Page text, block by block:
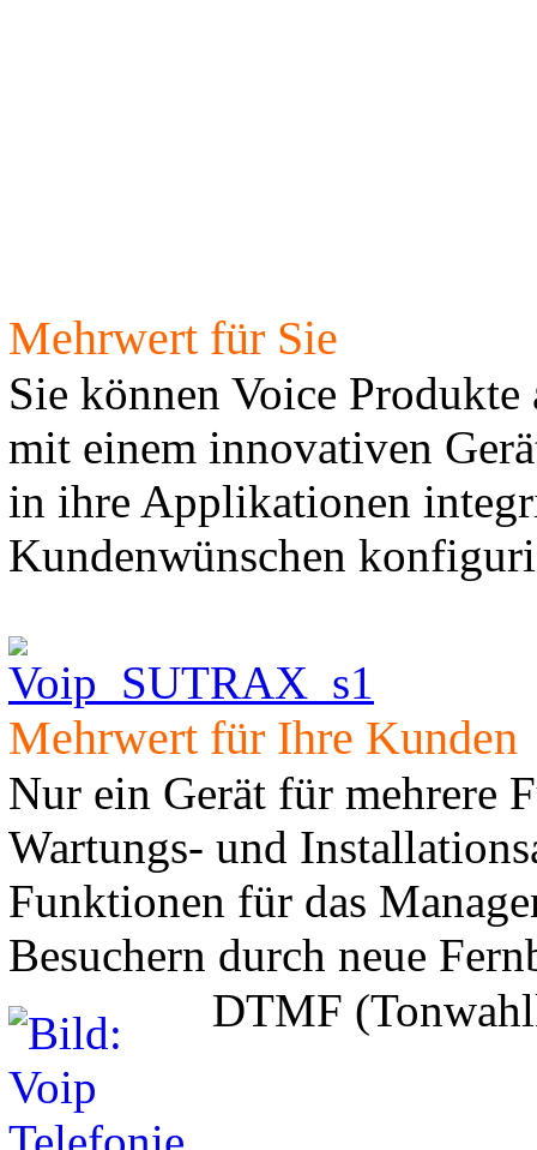
Mehrwert für Sie
Sie können Voice
mit einem innovativen
in ihre Applikationen
Kundenwünschen
Mehrwert für Ihre Kunden
Nur ein Gerät für mehrere
Wartungs- und
Funktionen für das
Besuchern durch neue
DTMF